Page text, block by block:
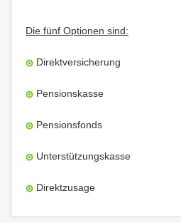
Die fünf Optionen sind:
Direktversicherung
Pensionskasse
Pensionsfonds
Unterstützungskasse
Direktzusage